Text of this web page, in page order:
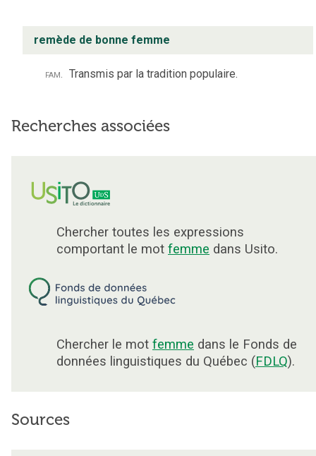
remède de bonne femme
fam. Transmis par la tradition populaire.
Recherches associées
Chercher toutes les expressions
comportant le mot femme dans Usito.
Chercher le mot femme dans le Fonds de
données linguistiques du Québec (FDLQ).
Sources